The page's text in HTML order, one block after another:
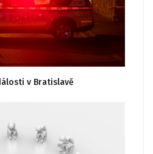
v Bratislavě